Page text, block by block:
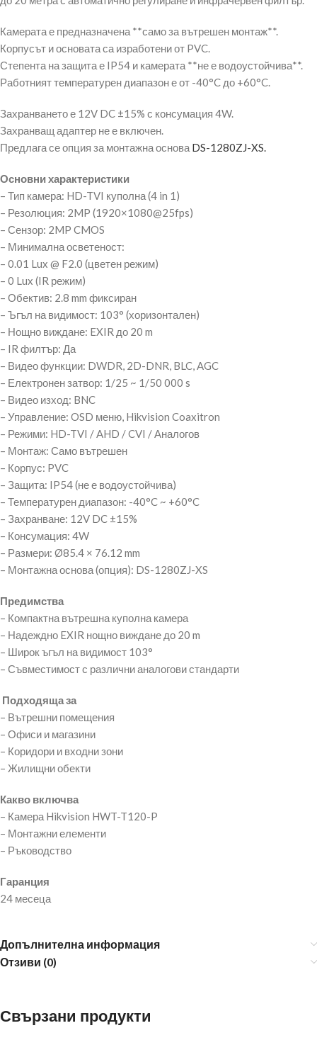
Камерата е предназначена **само за вътрешен монтаж**.
Корпусът и основата са изработени от PVC.
Степента на защита е IP54 и камерата **не е водоустойчива**.
Работният температурен диапазон е от -40°C до +60°C.
Захранването е 12V DC ±15% с консумация 4W.
Захранващ адаптер не е включен.
Предлага се опция за монтажна основа DS-1280ZJ-XS.
Основни характеристики
– Тип камера: HD-TVI куполна (4 in 1)
– Резолюция: 2MP (1920×1080@25fps)
– Сензор: 2MP CMOS
– Минимална осветеност:
– 0.01 Lux @ F2.0 (цветен режим)
– 0 Lux (IR режим)
– Обектив: 2.8 mm фиксиран
– Ъгъл на видимост: 103° (хоризонтален)
– Нощно виждане: EXIR до 20 m
– IR филтър: Да
– Видео функции: DWDR, 2D-DNR, BLC, AGC
– Електронен затвор: 1/25 ~ 1/50 000 s
– Видео изход: BNC
– Управление: OSD меню, Hikvision Coaxitron
– Режими: HD-TVI / AHD / CVI / Аналогов
– Монтаж: Само вътрешен
– Корпус: PVC
– Защита: IP54 (не е водоустойчива)
– Температурен диапазон: -40°C ~ +60°C
– Захранване: 12V DC ±15%
– Консумация: 4W
– Размери: Ø85.4 × 76.12 mm
– Монтажна основа (опция): DS-1280ZJ-XS
Предимства
– Компактна вътрешна куполна камера
– Надеждно EXIR нощно виждане до 20 m
– Широк ъгъл на видимост 103°
– Съвместимост с различни аналогови стандарти
Подходяща за
– Вътрешни помещения
– Офиси и магазини
– Коридори и входни зони
– Жилищни обекти
Какво включва
– Камера Hikvision HWT-T120-P
– Монтажни елементи
– Ръководство
Гаранция
24 месеца
Допълнителна информация
Отзиви (0)
Свързани продукти